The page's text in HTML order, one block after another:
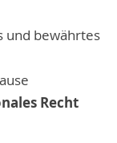
und bewährtes
Recht